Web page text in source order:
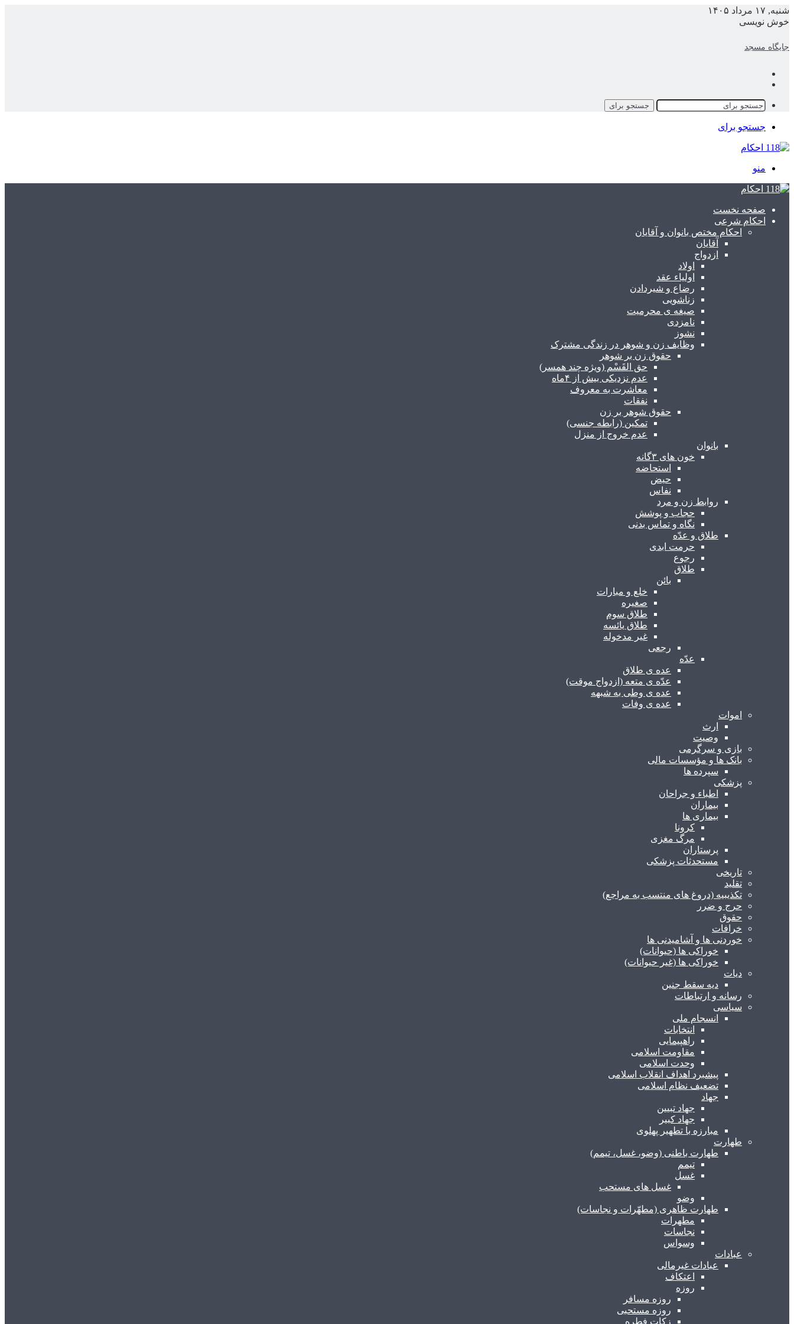
شنبه, ۱۷ مرداد ۱۴۰۵
خوش نویسی
وجوب تحصیل علم بر بانوان
جستجو برای
جستجو برای
منو
صفحه نخست
احکام شرعی
احکام مختص بانوان و آقایان
آقایان
ازدواج
اولاد
اولیاء عقد
رضاع و شیردادن
زناشویی
صیغه ی محرمیت
نامزدی
نشوز
وظایف زن و شوهر در زندگی مشترک
حقوق زن بر شوهر
حق القَسْم (ویژه چند همسر)
عدم نزدیکی بیش از ۴ماه
معاشرت به معروف
نفقات
حقوق شوهر بر زن
تمکین (رابطه جنسی)
عدم خروج از منزل
بانوان
خون های ۳گانه
استحاضه
حیض
نفاس
روابط زن و مرد
حجاب و پوشش
نگاه و تماس بدنی
طلاق و عدّه
حرمت ابدی
رجوع
طلاق
بائن
خلع و مبارات
صغیره
طلاق سوم
طلاق یائسه
غیر مدخوله
رجعی
عدّه
عده ی طلاق
عدّه ی متعه (ازدواج موقت)
عده ی وطی به شبهه
عده ی وفات
اموات
ارث
وصیت
بازی و سرگرمی
بانک ها و مؤسسات مالی
سپرده ها
پزشکی
اطباء و جراحان
بیماران
بیماری ها
کرونا
مرگ مغزی
پرستاران
مستحدثات پزشکی
تاریخی
تقلید
تکذیبیه (دروغ های منتسب به مراجع)
حرج و ضرر
حقوق
خرافات
خوردنی ها و آشامیدنی ها
خوراکی ها (حیوانات)
خوراکی ها (غیر حیوانات)
دیات
دیه سقط جنین
رسانه و ارتباطات
سیاسی
انسجام ملی
انتخابات
راهپیمایی
مقاومت اسلامی
وحدت اسلامی
پیشبرد اهداف انقلاب اسلامی
تضعیف نظام اسلامی
جهاد
جهاد تبیین
جهاد کبیر
مبارزه با تطهیر پهلوی
طهارت
طهارت باطنی (وضو، غسل، تیمم)
تیمم
غسل
غسل های مستحب
وضو
طهارت ظاهری (مطهّرات و نجاسات)
مطهرات
نجاسات
وسواس
عبادات
عبادات غیرمالی
اعتکاف
روزه
روزه مسافر
روزه مستحبی
زکات فطره